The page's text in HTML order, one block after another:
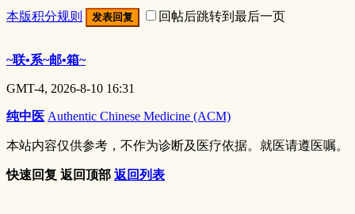
本版积分规则 发表回复 回帖后跳转到最后一页
~联•系~邮•箱~
GMT-4, 2026-8-10 16:31
纯中医 Authentic Chinese Medicine (ACM)
本站内容仅供参考，不作为诊断及医疗依据。就医请遵医嘱。
快速回复 返回顶部 返回列表